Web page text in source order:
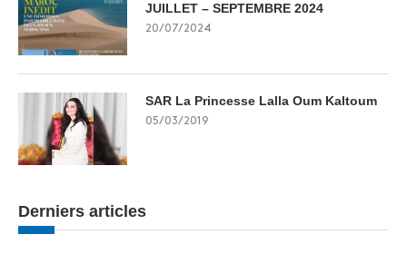
JUILLET – SEPTEMBRE 2024
20/07/2024
SAR La Princesse Lalla Oum Kaltoum
05/03/2019
Derniers articles